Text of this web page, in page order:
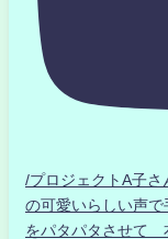
/プロジェクトA子
の可愛いらしい声
をパタパタさせて